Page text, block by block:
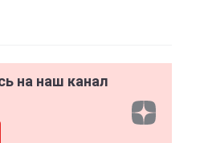
на наш канал